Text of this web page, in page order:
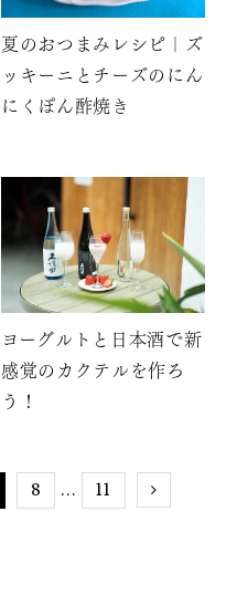
夏のおつまみレシピ｜ズ
ッキーニとチーズのにん
にくぽん酢焼き
ヨーグルトと日本酒で新
感覚のカクテルを作ろ
う！
8 ... 11